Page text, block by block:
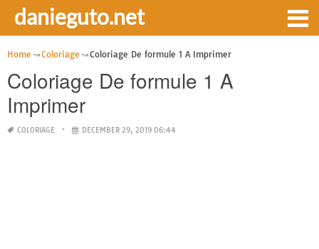
danieguto.net
Home Coloriage Coloriage De formule 1 A Imprimer
Coloriage De formule 1 A
Imprimer
COLORIAGE DECEMBER 29, 2019 06:44